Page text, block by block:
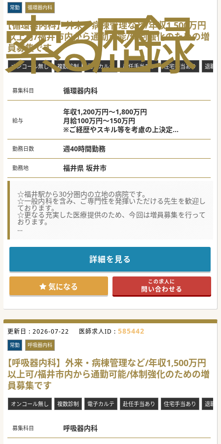
索る歴録
常勤 循環器内科
【循環器内科】外来・病棟管理など/年収1,500万円
以上可/福井市内から通勤可能/体制強化のための増
員募集です
オンコール無し 複数診制 電子カルテ 赴任手当あり 住宅手当あり 退職
募集科目 循環器内科
給与
年収1,200万円～1,800万円
月給100万円～150万円
※ご経歴やスキル等を考慮の上決定
※当直代別途支給あり
勤務日数 週40時間勤務
勤務地 福井県 坂井市
☆福井駅から30分圏内の立地の病院です。
☆一般内科を含み、ご専門性を発揮いただける先生を歓迎し
ております。
☆更なる充実した医療提供のため、今回は増員募集を行って
おります。
急性期、回復期、在宅医療、介護はもちろん、健康増進のた
めの取り組みにも力を入れております。
当直回数などによっては年収2,000万円前後の収入も可能で
す。
県外からご転居をご希望の先生も歓迎しております。
ご興味ございましたらお気軽にお問い合わせください。
#秋入職可
詳細を見る
気になる この求人に
問い合わせる
更新日 : 2026-07-22 医師求人ID : 585442
常勤 呼吸器内科
【呼吸器内科】外来・病棟管理など/年収1,500万円
以上可/福井市内から通勤可能/体制強化のための増
員募集です
オンコール無し 複数診制 電子カルテ 赴任手当あり 住宅手当あり 退職
募集科目 呼吸器内科